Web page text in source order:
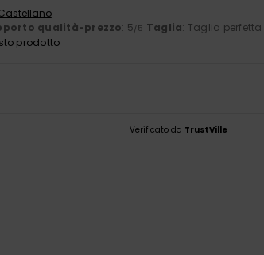
qualità-prezzo: 5/5 Taglia: Taglia perfetta
prodotto
Verificato da TrustVille